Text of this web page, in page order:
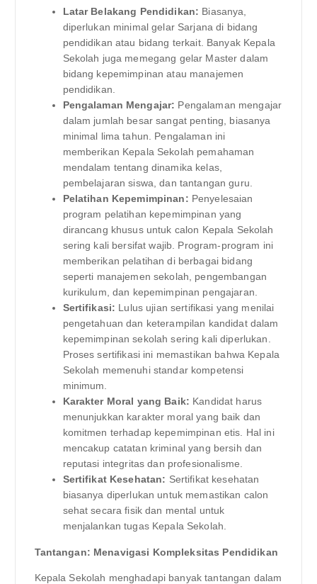
Latar Belakang Pendidikan: Biasanya,
diperlukan minimal gelar Sarjana di bidang
pendidikan atau bidang terkait. Banyak Kepala
Sekolah juga memegang gelar Master dalam
bidang kepemimpinan atau manajemen
pendidikan.
Pengalaman Mengajar: Pengalaman mengajar
dalam jumlah besar sangat penting, biasanya
minimal lima tahun. Pengalaman ini
memberikan Kepala Sekolah pemahaman
mendalam tentang dinamika kelas,
pembelajaran siswa, dan tantangan guru.
Pelatihan Kepemimpinan: Penyelesaian
program pelatihan kepemimpinan yang
dirancang khusus untuk calon Kepala Sekolah
sering kali bersifat wajib. Program-program ini
memberikan pelatihan di berbagai bidang
seperti manajemen sekolah, pengembangan
kurikulum, dan kepemimpinan pengajaran.
Sertifikasi: Lulus ujian sertifikasi yang menilai
pengetahuan dan keterampilan kandidat dalam
kepemimpinan sekolah sering kali diperlukan.
Proses sertifikasi ini memastikan bahwa Kepala
Sekolah memenuhi standar kompetensi
minimum.
Karakter Moral yang Baik: Kandidat harus
menunjukkan karakter moral yang baik dan
komitmen terhadap kepemimpinan etis. Hal ini
mencakup catatan kriminal yang bersih dan
reputasi integritas dan profesionalisme.
Sertifikat Kesehatan: Sertifikat kesehatan
biasanya diperlukan untuk memastikan calon
sehat secara fisik dan mental untuk
menjalankan tugas Kepala Sekolah.
Tantangan: Menavigasi Kompleksitas Pendidikan
Kepala Sekolah menghadapi banyak tantangan dalam